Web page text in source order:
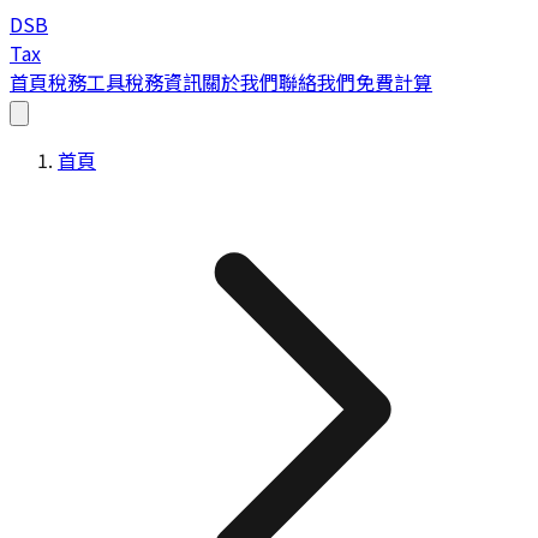
DSB
Tax
首頁稅務工具稅務資訊關於我們聯絡我們免費計算
首頁